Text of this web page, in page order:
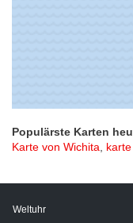
Populärste Karten
Karte von Wichita,
Weltuhr